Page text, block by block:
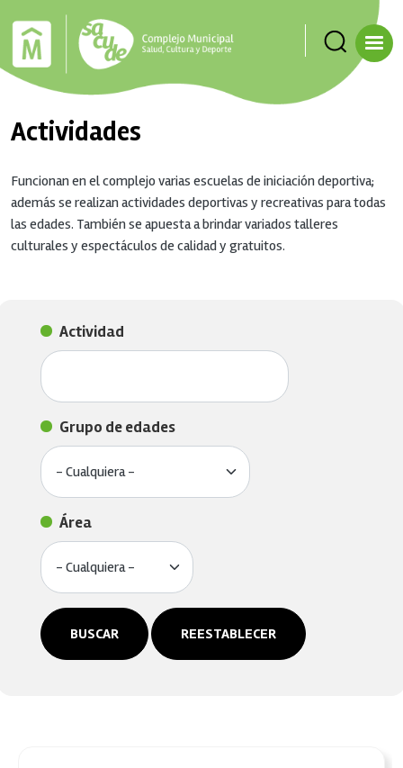
Pasar al contenido principal
Actividades
Funcionan en el complejo varias escuelas de iniciación deportiva;
además se realizan actividades deportivas y recreativas para todas
las edades. También se apuesta a brindar variados talleres
culturales y espectáculos de calidad y gratuitos.
Actividad
Grupo de edades
Área
BUSCAR REESTABLECER